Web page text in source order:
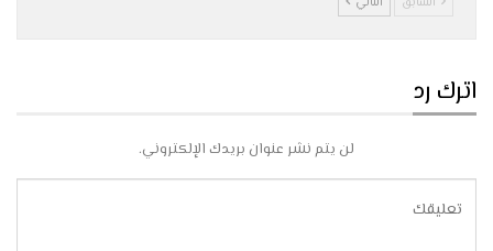
اترك رد
لن يتم نشر عنوان بريدك الإلكتروني.